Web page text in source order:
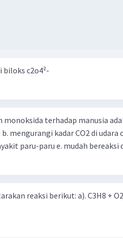
biloks c2o4²-
terhadap manusia adalah .... a.
menyebabkan penyakit paru-paru
reaksi berikut: a). C3H8 +